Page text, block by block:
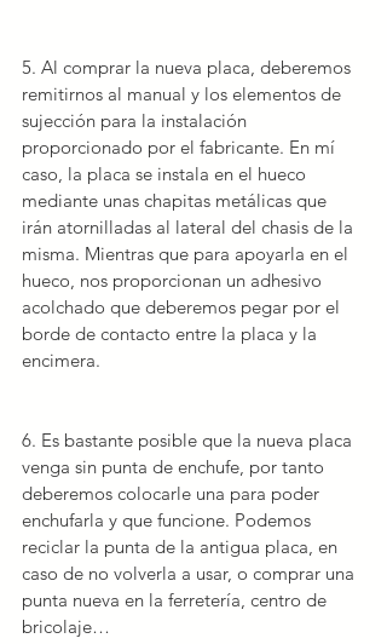
5. Al comprar la nueva placa, deberemos
remitirnos al manual y los elementos de
sujección para la instalación
proporcionado por el fabricante. En mí
caso, la placa se instala en el hueco
mediante unas chapitas metálicas que
irán atornilladas al lateral del chasis de la
misma. Mientras que para apoyarla en el
hueco, nos proporcionan un adhesivo
acolchado que deberemos pegar por el
borde de contacto entre la placa y la
encimera.
6. Es bastante posible que la nueva placa
venga sin punta de enchufe, por tanto
deberemos colocarle una para poder
enchufarla y que funcione. Podemos
reciclar la punta de la antigua placa, en
caso de no volverla a usar, o comprar una
punta nueva en la ferretería, centro de
bricolaje…